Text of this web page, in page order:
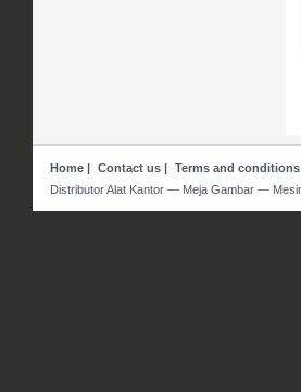
Home| Contact us| Terms and
Distributor Alat Kantor — Meja Gambar —